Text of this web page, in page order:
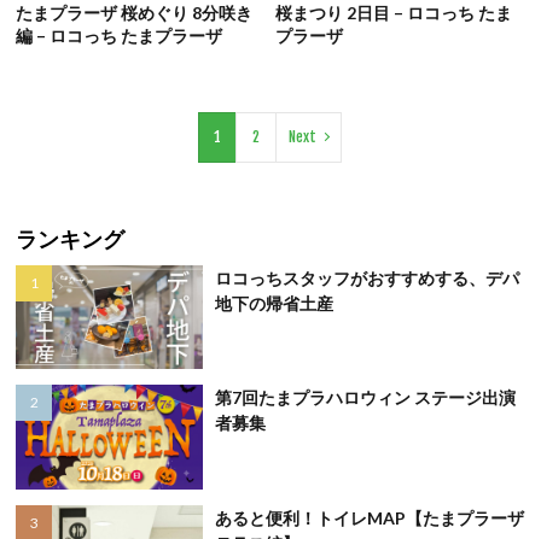
たまプラーザ 桜めぐり 8分咲き
編 – ロコっち たまプラーザ
桜まつり 2日目 – ロコっち たま
プラーザ
1 2 Next
ランキング
ロコっちスタッフがおすすめする、デパ
地下の帰省土産
第7回たまプラハロウィン ステージ出演
者募集
あると便利！トイレMAP【たまプラーザ